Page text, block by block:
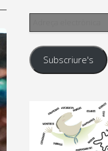
Adreça
Subscriure's